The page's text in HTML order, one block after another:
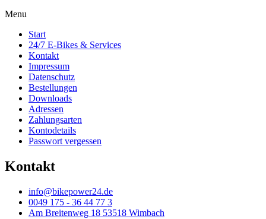
Menu
Start
24/7 E-Bikes & Services
Kontakt
Impressum
Datenschutz
Bestellungen
Downloads
Adressen
Zahlungsarten
Kontodetails
Passwort vergessen
Kontakt
info@bikepower24.de
0049 175 - 36 44 77 3
Am Breitenweg 18 53518 Wimbach